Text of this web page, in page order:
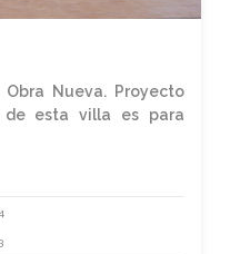
Nueva. Proyecto
de esta villa es para